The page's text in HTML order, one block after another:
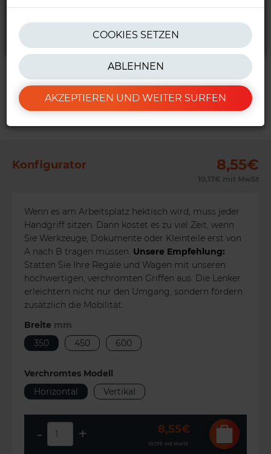
Konfigurator 8,55€
Wenn es am Arbeitsplatz hektisch wird, muss jeder
Handgriff sitzen. Dann kostet es zu viel Zeit, wenn
Sie Werkzeuge, Dokumente oder Kleinteile erst von
A nach B tragen müssen. Unsere Empfehlung:
Statten Sie Ihre Regale und Wagen mit unseren
hochwertigen, verchromten Griffen aus. Die Lenker
erleichtern nicht nur den Umgang, sondern fördern
zusätzlich die Mobilität.
Breite mm
350
450 600
Verchromtes Modell
Horizontal
Vertikal
- + 10,17€ mit MwSt
8,55€
* Nettobestellwert (ohne MwSt.) Für weitere Informationen können
Sie unsere
nachlesen.COOKIES SETZEN
ABLEHNEN
AKZEPTIEREN UND WEITER SURFEN